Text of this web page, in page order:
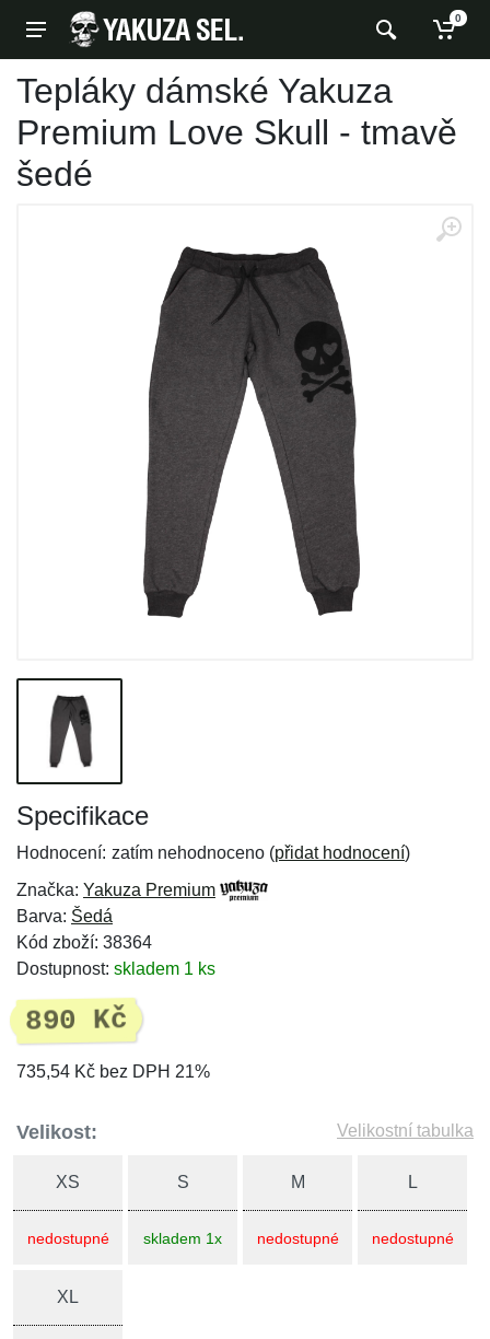
0
Tepláky dámské Yakuza
Premium Love Skull - tmavě
šedé
Specifikace
Hodnocení: zatím nehodnoceno (přidat hodnocení)
Značka: Yakuza Premium
Barva: Šedá
Kód zboží: 38364
Dostupnost: skladem 1 ks
890 Kč
735,54 Kč bez DPH 21%
Velikost: Velikostní tabulka
XS
nedostupné
S
skladem 1x
M
nedostupné
L
nedostupné
XL